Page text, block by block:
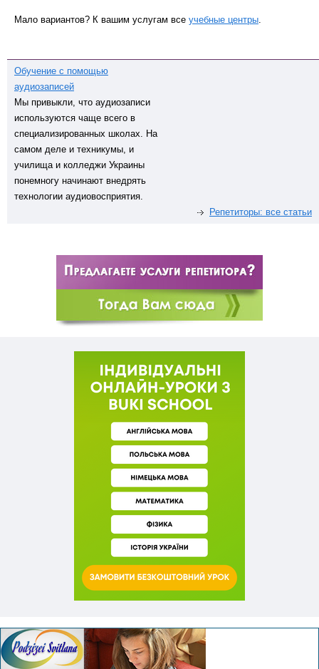
Мало вариантов? К вашим услугам все учебные центры
Обучение с помощью
аудиозаписей
Мы привыкли, что аудиозаписи
используются чаще всего в
специализированных школах. На
самом деле и техникумы, и
училища и колледжи Украины
понемногу начинают внедрять
технологии аудиовосприятия.
Репетиторы: все статьи